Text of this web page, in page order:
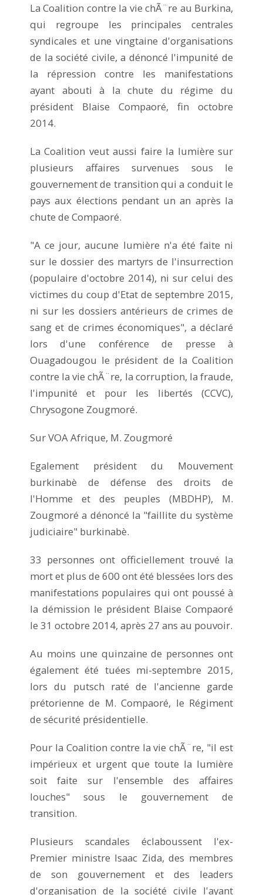
La Coalition contre la vie chÃ¨re au Burkina,
qui regroupe les principales centrales
syndicales et une vingtaine d'organisations
de la société civile, a dénoncé l'impunité de
la répression contre les manifestations
ayant abouti à la chute du régime du
président Blaise Compaoré, fin octobre
2014.
La Coalition veut aussi faire la lumière sur
plusieurs affaires survenues sous le
gouvernement de transition qui a conduit le
pays aux élections pendant un an après la
chute de Compaoré.
"A ce jour, aucune lumière n'a été faite ni
sur le dossier des martyrs de l'insurrection
(populaire d'octobre 2014), ni sur celui des
victimes du coup d'Etat de septembre 2015,
ni sur les dossiers antérieurs de crimes de
sang et de crimes économiques", a déclaré
lors d'une conférence de presse à
Ouagadougou le président de la Coalition
contre la vie chÃ¨re, la corruption, la fraude,
l'impunité et pour les libertés (CCVC),
Chrysogone Zougmoré.
Sur VOA Afrique, M. Zougmoré
Egalement président du Mouvement
burkinabè de défense des droits de
l'Homme et des peuples (MBDHP), M.
Zougmoré a dénoncé la "faillite du système
judiciaire" burkinabè.
33 personnes ont officiellement trouvé la
mort et plus de 600 ont été blessées lors des
manifestations populaires qui ont poussé à
la démission le président Blaise Compaoré
le 31 octobre 2014, après 27 ans au pouvoir.
Au moins une quinzaine de personnes ont
également été tuées mi-septembre 2015,
lors du putsch raté de l'ancienne garde
prétorienne de M. Compaoré, le Régiment
de sécurité présidentielle.
Pour la Coalition contre la vie chÃ¨re, "il est
impérieux et urgent que toute la lumière
soit faite sur l'ensemble des affaires
louches" sous le gouvernement de
transition.
Plusieurs scandales éclaboussent l'ex-
Premier ministre Isaac Zida, des membres
de son gouvernement et des leaders
d'organisation de la société civile l'ayant